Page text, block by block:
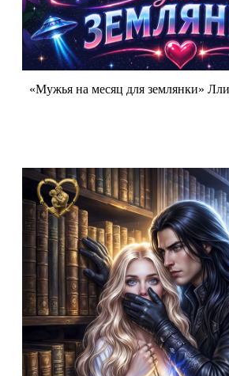
«Мужья на месяц для землянки»